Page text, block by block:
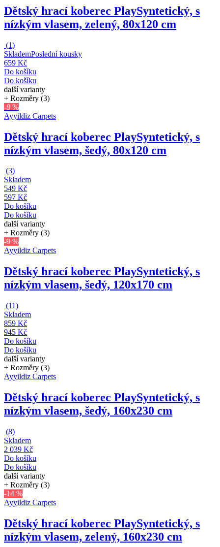
Dětský hrací koberec PlaySyntetický, s
nízkým vlasem, zelený, 80x120 cm
(1)
SklademPoslední kousky
659 Kč
Do košíku
Do košíku
další varianty
+ Rozměry (3)
-8 %
Ayyildiz Carpets
Dětský hrací koberec PlaySyntetický, s
nízkým vlasem, šedý, 80x120 cm
(3)
Skladem
549 Kč
597 Kč
Do košíku
Do košíku
další varianty
+ Rozměry (3)
-9 %
Ayyildiz Carpets
Dětský hrací koberec PlaySyntetický, s
nízkým vlasem, šedý, 120x170 cm
(11)
Skladem
859 Kč
945 Kč
Do košíku
Do košíku
další varianty
+ Rozměry (3)
Ayyildiz Carpets
Dětský hrací koberec PlaySyntetický, s
nízkým vlasem, šedý, 160x230 cm
(8)
Skladem
2 039 Kč
Do košíku
Do košíku
další varianty
+ Rozměry (3)
-14 %
Ayyildiz Carpets
Dětský hrací koberec PlaySyntetický, s
nízkým vlasem, zelený, 160x230 cm